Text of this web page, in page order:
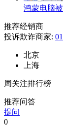
鸿蒙电脑
推荐经销商
投诉欺诈商家:
北京
上海
周关注排行榜
推荐问答
提问
0